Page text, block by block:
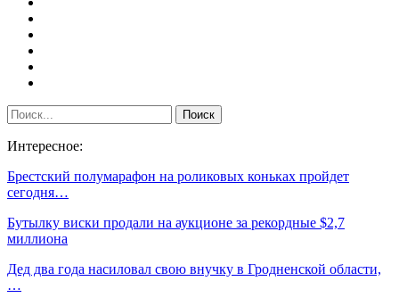
Интересное:
Брестский полумарафон на роликовых коньках пройдет
сегодня…
Бутылку виски продали на аукционе за рекордные $2,7
миллиона
Дед два года насиловал свою внучку в Гродненской области,
…